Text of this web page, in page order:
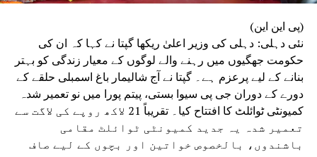
UP
ہوئی اڈہ سے این سی آر میں ہو گی ترقی
DON'T MISS
تکنیک پر مبنی اصلاحات نے گورننس کو بنایازیادہ شفاف اور
جوابدہ : سندھو
(پی این این)
نئی دہلی: دہلی کی وزیر اعلیٰ ریکھا گپتا نے کہا کہ ان کی
حکومت جھگیوں میں رہنے والے لوگوں کے معیار زندگی کو بہتر
بنانے کے لیے پرعزم ہے۔ گپتا نے آج شالیمار باغ اسمبلی حلقے کے
دورے کے دوران جی پی سیوا بستی، پیتم پورا میں نو تعمیر شدہ
کمیونٹی ٹوائلٹ کا افتتاح کیا۔ تقریباً 21 لاکھ روپے کی لاگت سے
تعمیر شدہ یہ جدید کمیونٹی ٹوائلٹ مقامی
باشندوں، بالخصوص خواتین اور بچوں کے لیے صاف